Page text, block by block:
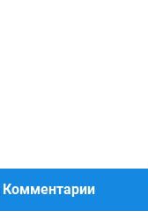
Комментарии